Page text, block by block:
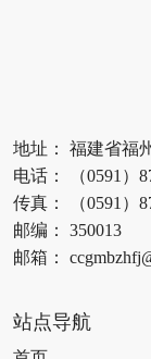
地址： 福建省福
电话： （0591）
传真： （0591）
邮编： 350013
邮箱：
站点导航